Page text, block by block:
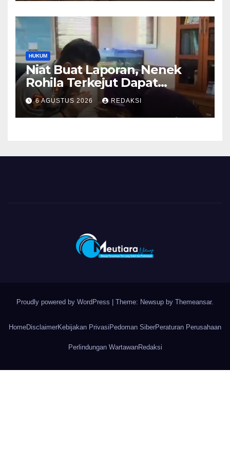
HUKUM
Niat Buat Laporan, Nenek
Rohila Terkejut Dapat
Bantuan dari Kabid Propam
Kombes Pol Eddwi
6 AGUSTUS 2026 REDAKSI
Proudly powered by WordPress Theme: Newsup by Themeansar.
HomeDisclaimerKebijakan Privasi Pedoman SiberPeraturan Perusahaan
Perlindungan WartawanRedaksi